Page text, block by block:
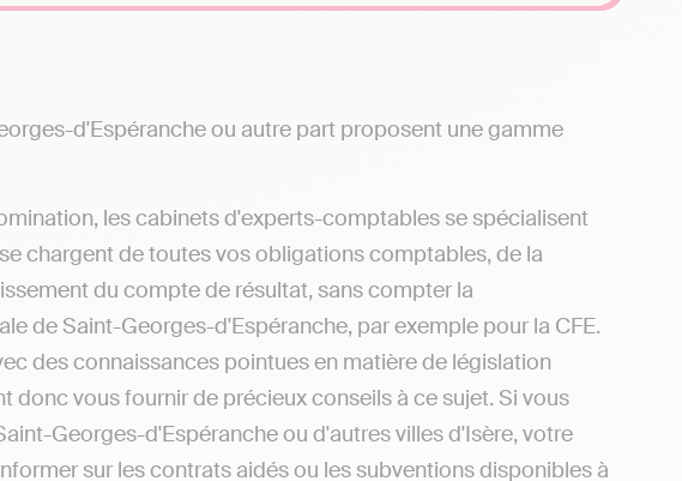
d'Espéranche ou autre part proposent une gamme
les cabinets d'experts-comptables se spécialisent
chargent de toutes vos obligations comptables, de la
du compte de résultat, sans compter la
de Saint-Georges-d'Espéranche, par exemple pour la CFE.
des connaissances pointues en matière de législation
donc vous fournir de précieux conseils à ce sujet. Si vous
Georges-d'Espéranche ou d'autres villes d'Isère, votre
sur les contrats aidés ou les subventions disponibles à